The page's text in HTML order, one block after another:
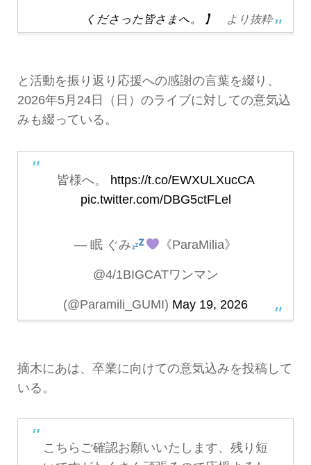
くださった皆さまへ。 】 より抜粋
と活動を振り返り応援への感謝の言葉を綴り、
2026年5月24日（日）のライブに対しての意気込
みも綴っている。
皆様へ。 https://t.co/EWXULXucCA
pic.twitter.com/DBG5ctFLel
— 眠 ぐみ 《ParaMilia》
@4/1BIGCATワンマン
(@Paramili_GUMI) May 19, 2026
摘木にあは、卒業に向けての意気込みを投稿して
いる。
こちらご確認お願いいたします、残り短